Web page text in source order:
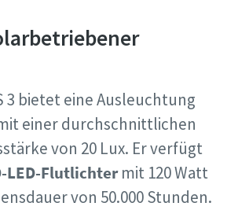
3 bietet eine Ausleuchtung
einer durchschnittlichen
von 20 Lux. Er verfügt
LED-Flutlichtermit 120 Watt
von 50.000 Stunden.